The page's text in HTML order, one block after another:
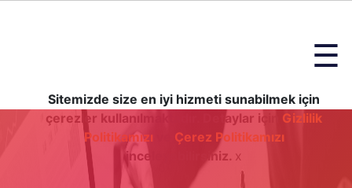
☰
Sitemizde size en iyi hizmeti sunabilmek için
çerezler kullanılmaktadır. Detaylar için Gizlilik
Politikamızı
Çerez Politikamızı
inceleyebilirsiniz. x